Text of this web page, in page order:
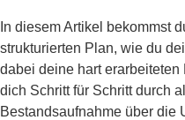
In diesem Artikel bekommst
strukturierten Plan, wie du
dabei deine hart
dich Schritt für Schritt durch
Bestandsaufnahme über die